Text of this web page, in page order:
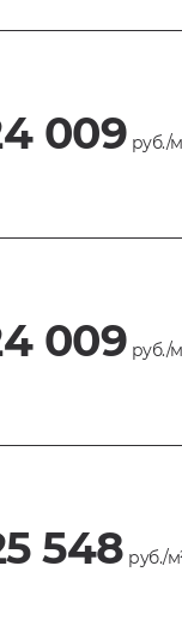
009 руб./
009 руб./
548 руб./